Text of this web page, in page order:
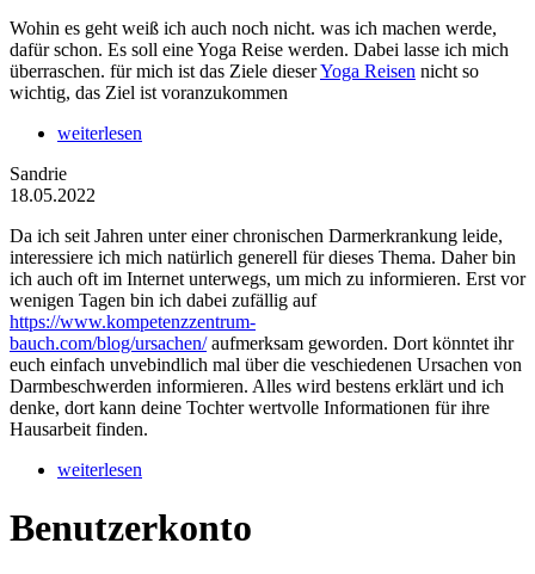
Wohin es geht weiß ich auch noch nicht. was ich machen werde,
dafür schon. Es soll eine Yoga Reise werden. Dabei lasse ich mich
überraschen. für mich ist das Ziele dieserYoga Reisen nicht so
wichtig, das Ziel ist voranzukommen
weiterlesen
Sandrie
18.05.2022
Da ich seit Jahren unter einer chronischen Darmerkrankung leide,
interessiere ich mich natürlich generell für dieses Thema. Daher bin
ich auch oft im Internet unterwegs, um mich zu informieren. Erst vor
wenigen Tagen bin ich dabei zufällig auf
https://www.kompetenzzentrum-
bauch.com/blog/ursachen/aufmerksam geworden. Dort könntet ihr
euch einfach unvebindlich mal über die veschiedenen Ursachen von
Darmbeschwerden informieren. Alles wird bestens erklärt und ich
denke, dort kann deine Tochter wertvolle Informationen für ihre
Hausarbeit finden.
weiterlesen
Benutzerkonto